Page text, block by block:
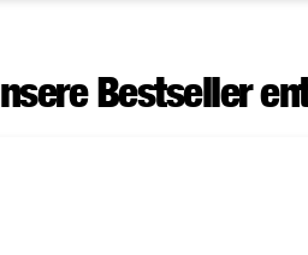
Bestseller